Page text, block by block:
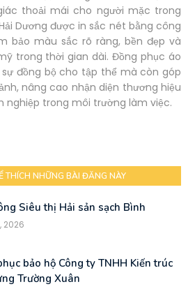
thoải mái cho người mặc trong
Dương được in sắc nét bằng công
bảo màu sắc rõ ràng, bền đẹp và
trong thời gian dài. Đồng phục áo
đồng bộ cho tập thể mà còn góp
nâng cao nhận diện thương hiệu
nghiệp trong môi trường làm việc.
THÍCH NHỮNG BÀI ĐĂNG NÀY
Siêu thị Hải sản sạch Bình
2026
bảo hộ Công ty TNHH Kiến trúc
Trường Xuân